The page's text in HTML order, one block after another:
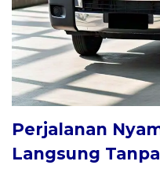
Perjalanan
Langsung